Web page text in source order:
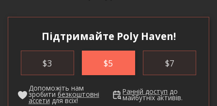
Підтримайте Poly Haven!
$3 $5 $7
Допоможіть нам
зробити безкоштовні
ассети для всіх!
Ранній доступ до
майбутніх активів.